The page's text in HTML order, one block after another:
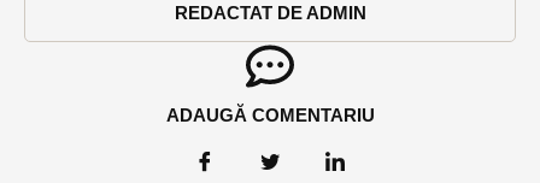
REDACTAT DE ADMIN
ADAUGĂ COMENTARIU